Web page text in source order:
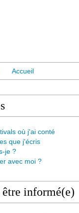
Accueil
où j'ai conté
que j'écris
je ?
avec moi ?
être informé(e)